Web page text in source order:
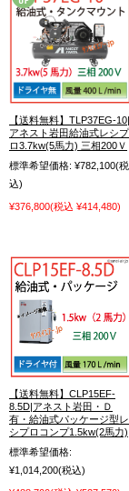
【送料無料】TLP37EG-10|
アネスト岩田給油式レシプ
ロ3.7kw(5馬力) 三相200Ｖ
標準希望価格: ¥782,100(税
込)
¥376,800(税込 ¥414,480)
【送料無料】CLP15EF-
8.5D|アネスト岩田・Ｄ
有・給油式パッケージ型レ
シプロコンプ1.5kw(2馬力)
標準希望価格:
¥1,014,200(税込)